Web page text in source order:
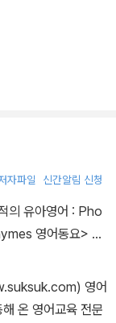
연스럽게 익힌다.
익히고, 리듬에
를 완성할 수 있다.
자파일 신간알림 신청
의 유아영어 : Pho
영어동요> …
영어
온 영어교육 전문